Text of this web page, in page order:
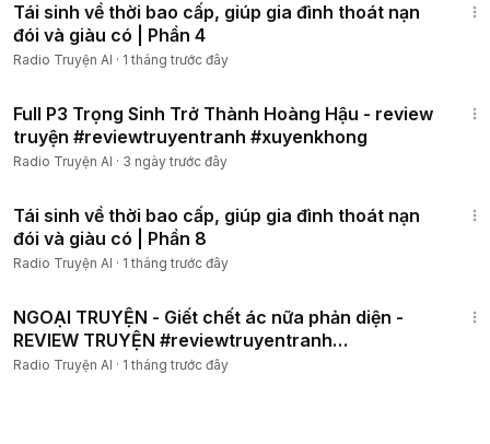
Tái sinh về thời bao cấp, giúp gia đình thoát nạn
đói và giàu có | Phần 4
Radio Truyện AI · 1 tháng trước đây
Full P3 Trọng Sinh Trở Thành Hoàng Hậu - review
truyện #reviewtruyentranh #xuyenkhong
Radio Truyện AI · 3 ngày trước đây
Tái sinh về thời bao cấp, giúp gia đình thoát nạn
đói và giàu có | Phần 8
Radio Truyện AI · 1 tháng trước đây
NGOẠI TRUYỆN - Giết chết ác nữa phản diện -
REVIEW TRUYỆN #reviewtruyentranh
#cuumuoireview
Radio Truyện AI · 1 tháng trước đây